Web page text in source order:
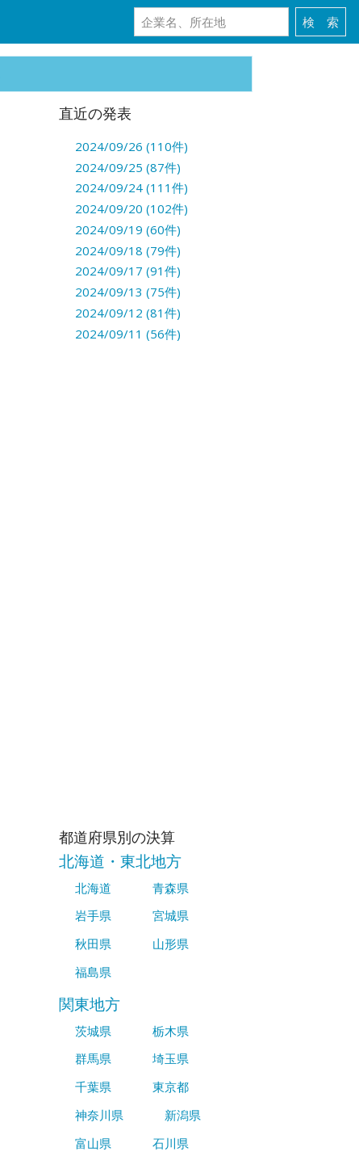
直近の発表
2024/09/26 (110件)
2024/09/25 (87件)
2024/09/24 (111件)
2024/09/20 (102件)
2024/09/19 (60件)
2024/09/18 (79件)
2024/09/17 (91件)
2024/09/13 (75件)
2024/09/12 (81件)
2024/09/11 (56件)
都道府県別の決算
北海道・東北地方
北海道
青森県
岩手県
宮城県
秋田県
山形県
福島県
関東地方
茨城県
栃木県
群馬県
埼玉県
千葉県
東京都
神奈川県
新潟県
富山県
石川県